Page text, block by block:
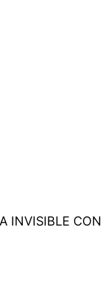
INVISIBLE CON